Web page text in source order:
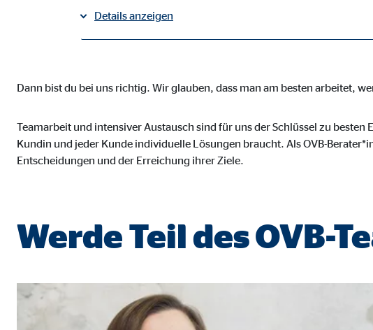
vereint?
Dann bist du bei uns richtig. Wir glauben, dass man am besten arbeitet,
Teamarbeit und intensiver Austausch sind für uns der Schlüssel zu
Kundin und jeder Kunde individuelle Lösungen braucht. Als OVB-
Entscheidungen und der Erreichung ihrer Ziele.
Werde Teil des OVB-
Details anzeigen
Notwendige Cookies ermöglichen grundlegende Funktionen und
Benutzereinstellungen | Empfänger: OVB
Zweck: Speicherung von
Einverständnis Cookie | Empfänger: OVB